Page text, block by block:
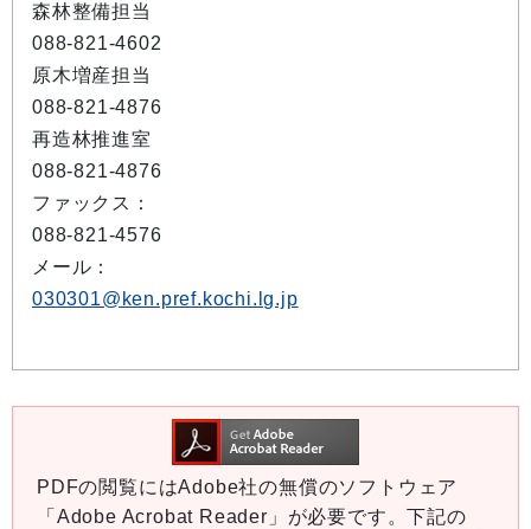
森林整備担当
088-821-4602
原木増産担当
088-821-4876
再造林推進室
088-821-4876
ファックス：
088-821-4576
メール：
030301@ken.pref.kochi.lg.jp
PDFの閲覧にはAdobe社の無償のソフトウェア
「Adobe Acrobat Reader」が必要です。下記の